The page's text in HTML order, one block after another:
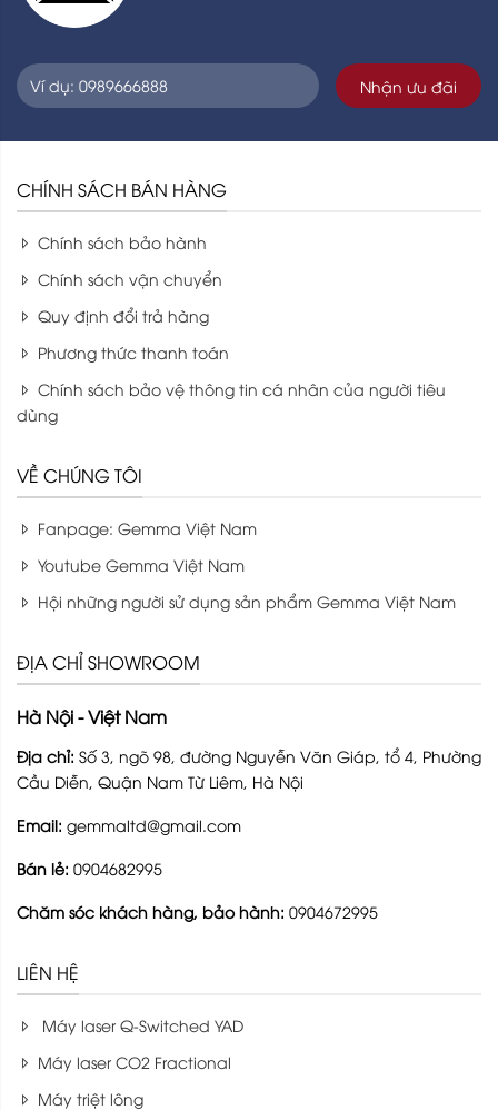
Nhận ưu đãi
CHÍNH SÁCH BÁN HÀNG
Chính sách bảo hành
Chính sách vận chuyển
Quy định đổi trả hàng
Phương thức thanh toán
Chính sách bảo vệ thông tin cá nhân của người tiêu
dùng
VỀ CHÚNG TÔI
Fanpage: Gemma Việt Nam
Youtube Gemma Việt Nam
Hội những người sử dụng sản phẩm Gemma Việt Nam
ĐỊA CHỈ SHOWROOM
Hà Nội - Việt Nam
Địa chỉ: Số 3, ngõ 98, đường Nguyễn Văn Giáp, tổ 4, Phường
Cầu Diễn, Quận Nam Từ Liêm, Hà Nội
Email: gemmaltd@gmail.com
Bán lẻ: 0904682995
Chăm sóc khách hàng, bảo hành: 0904672995
LIÊN HỆ
Máy laser Q-Switched YAD
Máy laser CO2 Fractional
Máy triệt lông